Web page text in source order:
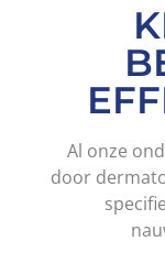
Al onze
door